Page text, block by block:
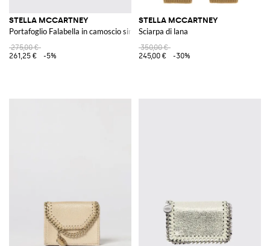
STELLA MCCARTNEY
Portafoglio Falabella in camoscio sintetico cracklé
275,00 €
261,25 €
-5%
STELLA MCCARTNEY
Sciarpa di lana
350,00 €
245,00 €
-30%